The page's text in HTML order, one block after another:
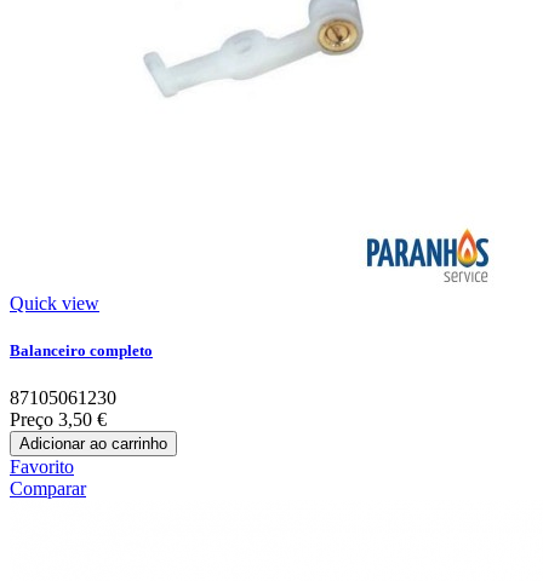
Quick view
Balanceiro completo
87105061230
Preço 3,50 €
Adicionar ao carrinho
Favorito
Comparar